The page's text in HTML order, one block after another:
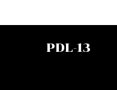
PDL-13